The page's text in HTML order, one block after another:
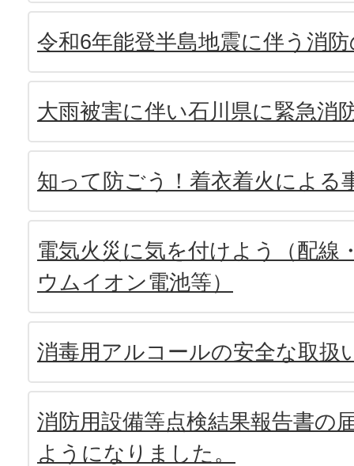
令和6年能登半島地震に伴う消
大雨被害に伴い石川県に緊急消
知って防ごう！着衣着火による
電気火災に気を付けよう（配線
ウムイオン電池等）
消毒用アルコールの安全な取扱
消防用設備等点検結果報告書の
ようになりました。